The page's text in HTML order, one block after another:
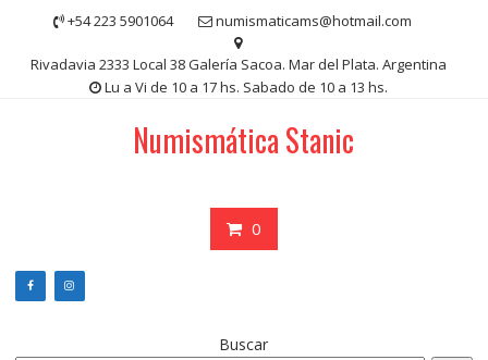
contenido
+54 223 5901064 numismaticams@hotmail.com
Rivadavia 2333 Local 38 Galería Sacoa. Mar del Plata. Argentina
Lu a Vi de 10 a 17 hs. Sabado de 10 a 13 hs.
Numismática Stanic
0
Buscar